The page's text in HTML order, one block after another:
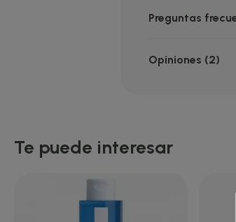
Preguntas
Opiniones (2)
Te puede interesar